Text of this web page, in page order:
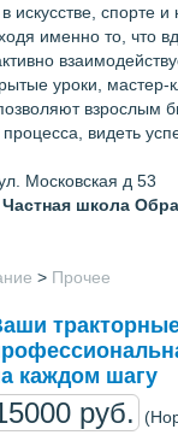
искусстве, спорте и
именно то, что
уроки, мастер-
взрослым
видеть
Московская д 53
Частная школа
> Прочее
каждом шагу
руб.